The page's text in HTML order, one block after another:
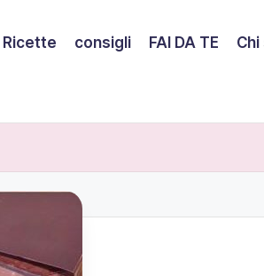
Ricette consigli FAI DA TE